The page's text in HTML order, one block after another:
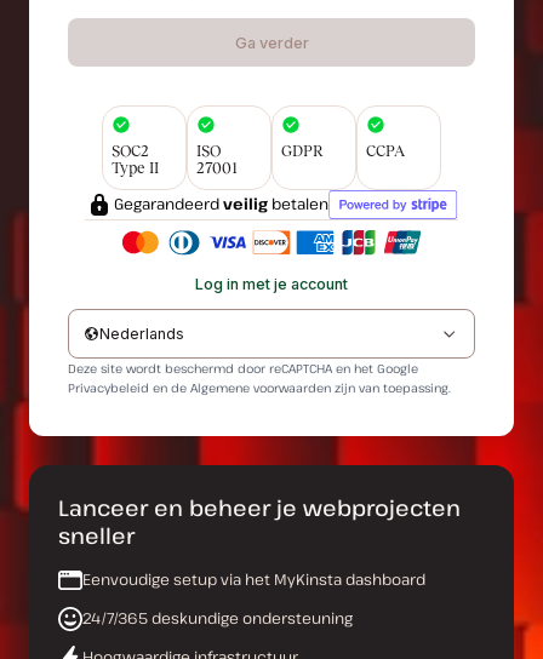
Ga verder
SOC2
Type II
ISO
27001
GDPR CCPA
Gegarandeerdveilig betalen
Log in met je account
Nederlands
Deze site wordt beschermd door reCAPTCHA en het Google
Privacybeleid en de Algemene voorwaarden zijn van toepassing.
Lanceer en beheer je webprojecten
sneller
Eenvoudige setup via het MyKinsta dashboard
24/7/365 deskundige ondersteuning